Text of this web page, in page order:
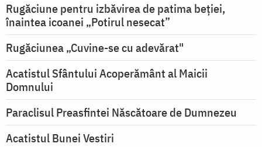
Rugăciune pentru izbăvirea de patima beției,
înaintea icoanei „Potirul nesecat”
Rugăciunea „Cuvine-se cu adevărat"
Acatistul Sfântului Acoperământ al Maicii
Domnului
Paraclisul Preasfintei Născătoare de Dumnezeu
Acatistul Bunei Vestiri